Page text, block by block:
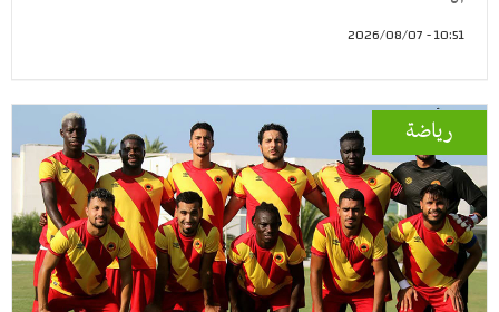
10:51 - 2026/08/07
رياضة